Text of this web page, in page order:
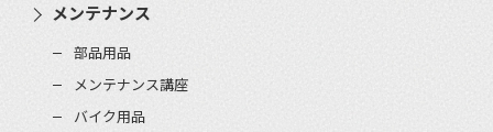
メンテナンス
部品用品
メンテナンス講座
バイク用品